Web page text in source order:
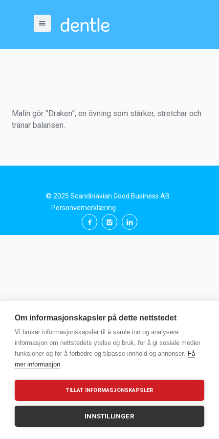
Malin gör ”Draken”, en övning som stärker, stretchar och
tränar balansen.
© 2025 Scandinavian Good Business AB
- Personvernerklæring
Om informasjonskapsler på dette nettstedet
Vi bruker informasjonskapsler til å samle inn og analysere
informasjon om nettstedets ytelse og bruk, for å gi sosiale medier
funksjoner og for å forbedre og tilpasse innhold og annonser. Få
mer informasjon
TILLAT INFORMASJONSKAPSLER
INNSTILLINGER